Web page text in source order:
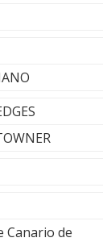
Canario de